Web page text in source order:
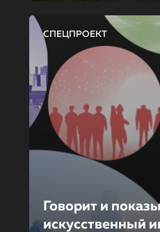
СПЕЦПРОЕКТ
Говорит и
искусственный